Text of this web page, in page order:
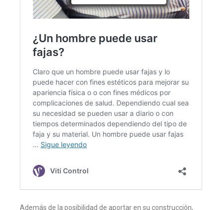
Además de la posibilidad de aportar en su construcción,